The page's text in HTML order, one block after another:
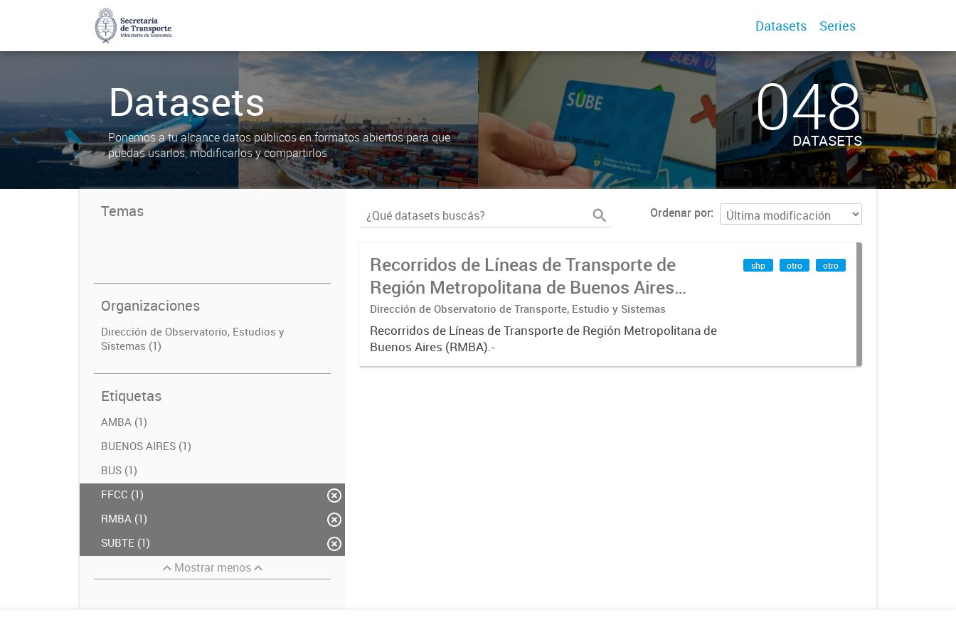
Datasets Series
Datasets
Ponemos a tu alcance datos públicos en formatos abiertos para que
puedas usarlos, modificarlos y compartirlos
048
DATASETS
Temas
Organizaciones
Dirección de Observatorio, Estudios y
Sistemas (1)
Etiquetas
AMBA (1)
BUENOS AIRES (1)
BUS (1)
FFCC (1)
RMBA (1)
SUBTE (1)
Mostrar menos
Ordenar por
Recorridos de Líneas de Transporte de
Región Metropolitana de Buenos Aires
(RMBA)
Dirección de Observatorio de Transporte, Estudio y Sistemas
Recorridos de Líneas de Transporte de Región Metropolitana de
Buenos Aires (RMBA).-
shp otro otro